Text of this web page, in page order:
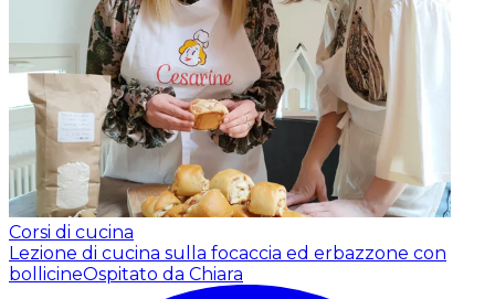
Corsi di cucina
Lezione di cucina sulla focaccia ed erbazzone con
bollicineOspitato da Chiara